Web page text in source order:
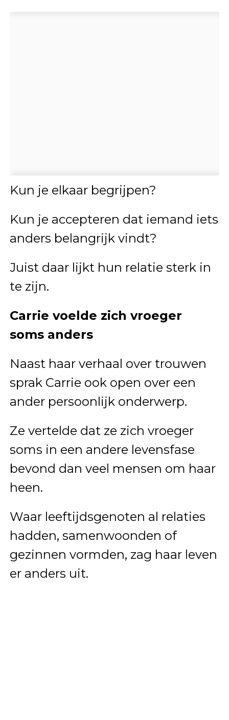
Kun je elkaar begrijpen?
Kun je accepteren dat iemand iets
anders belangrijk vindt?
Juist daar lijkt hun relatie sterk in
te zijn.
Carrie voelde zich vroeger
soms anders
Naast haar verhaal over trouwen
sprak Carrie ook open over een
ander persoonlijk onderwerp.
Ze vertelde dat ze zich vroeger
soms in een andere levensfase
bevond dan veel mensen om haar
heen.
Waar leeftijdsgenoten al relaties
hadden, samenwoonden of
gezinnen vormden, zag haar leven
er anders uit.